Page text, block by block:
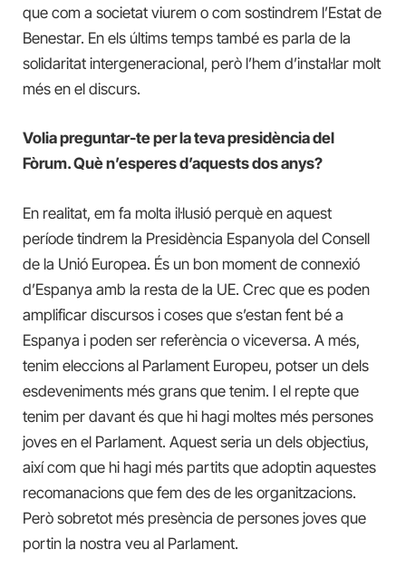
que com a societat viurem o com sostindrem l’Estat de
Benestar. En els últims temps també es parla de la
solidaritat intergeneracional, però l’hem d’instal·lar molt
més en el discurs.
Volia preguntar-te per la teva presidència del
Fòrum. Què n’esperes d’aquests dos anys?
En realitat, em fa molta il·lusió perquè en aquest
període tindrem la Presidència Espanyola del Consell
de la Unió Europea. És un bon moment de connexió
d’Espanya amb la resta de la UE. Crec que es poden
amplificar discursos i coses que s’estan fent bé a
Espanya i poden ser referència o viceversa. A més,
tenim eleccions al Parlament Europeu, potser un dels
esdeveniments més grans que tenim. I el repte que
tenim per davant és que hi hagi moltes més persones
joves en el Parlament. Aquest seria un dels objectius,
així com que hi hagi més partits que adoptin aquestes
recomanacions que fem des de les organitzacions.
Però sobretot més presència de persones joves que
portin la nostra veu al Parlament.